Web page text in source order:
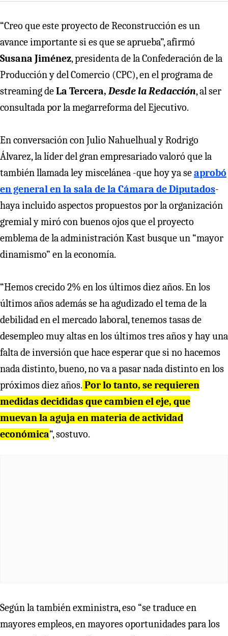
“Creo que este proyecto de Reconstrucción es un
avance importante si es que se aprueba”, afirmó
Susana Jiménez, presidenta de la Confederación de la
Producción y del Comercio (CPC), en el programa de
streaming deLa Tercera, Desde la Redacción, al ser
consultada por la megarreforma del Ejecutivo.
En conversación con Julio Nahuelhual y Rodrigo
Álvarez, la líder del gran empresariado valoró que la
también llamada ley miscelánea -que hoy ya seaprobó
en general en la sala de la Cámara de Diputados-
haya incluido aspectos propuestos por la organización
gremial y miró con buenos ojos que el proyecto
emblema de la administración Kast busque un “mayor
dinamismo” en la economía.
“Hemos crecido 2% en los últimos diez años. En los
últimos años además se ha agudizado el tema de la
debilidad en el mercado laboral, tenemos tasas de
desempleo muy altas en los últimos tres años y hay una
falta de inversión que hace esperar que si no hacemos
nada distinto, bueno, no va a pasar nada distinto en los
próximos diez años. Por lo tanto, se requieren
medidas decididas que cambien el eje, que
muevan la aguja en materia de actividad
económica“, sostuvo.
Según la también exministra, eso “se traduce en
mayores empleos, en mayores oportunidades para los